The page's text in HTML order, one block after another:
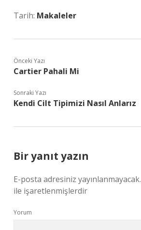
Tarih: Makaleler
Önceki Yazı
Cartier Pahali Mi
Sonraki Yazı
Kendi Cilt Tipimizi Nasıl Anlarız
Bir yanıt yazın
E-posta adresiniz yayınlanmayacak.
ile işaretlenmişlerdir
Yorum